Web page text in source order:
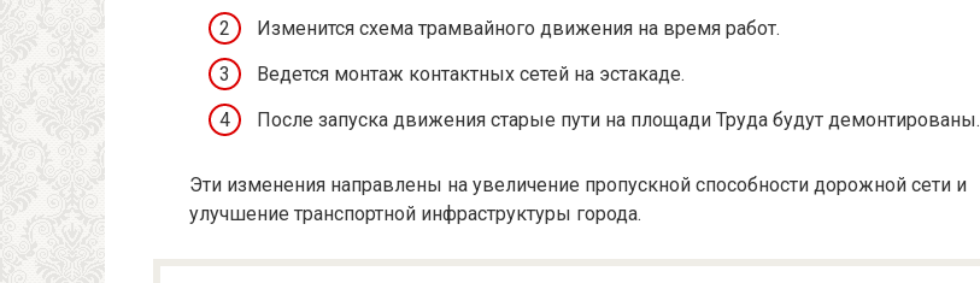
Изменится схема трамвайного движения на время работ.
Ведется монтаж контактных сетей на эстакаде.
После запуска движения старые пути на площади Труда будут демонтированы.
Эти изменения направлены на увеличение пропускной способности дорожной сети и
улучшение транспортной инфраструктуры города.